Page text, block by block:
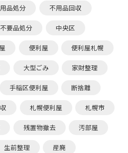
品処分 不用品回収
不要品処分 中央区
便利屋 便利屋札幌
大型ごみ 家財整理
手稲区便利屋 断捨離
札幌便利屋 札幌市
残置物撤去 汚部屋
生前整理 産廃